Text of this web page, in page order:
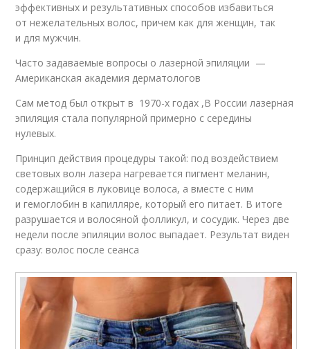
эффективных и результативных способов избавиться
от нежелательных волос, причем как для женщин, так
и для мужчин.
Часто задаваемые вопросы о лазерной эпиляции —
Американская академия дерматологов
Сам метод был открыт в 1970-х годах ,В России лазерная
эпиляция стала популярной примерно с середины
нулевых.
Принцип действия процедуры такой: под воздействием
световых волн лазера нагревается пигмент меланин,
содержащийся в луковице волоса, а вместе с ним
и гемоглобин в капилляре, который его питает. В итоге
разрушается и волосяной фолликул, и сосудик. Через две
недели после эпиляции волос выпадает. Результат виден
сразу: волос после сеанса